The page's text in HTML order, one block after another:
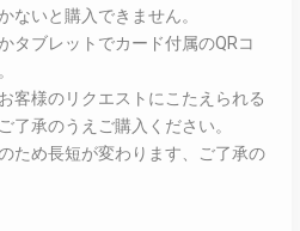
ないと購入できません。
タブレットでカード付属のQRコ
客様のリクエストにこたえられる
了承のうえご購入ください。
ため長短が変わります、ご了承の